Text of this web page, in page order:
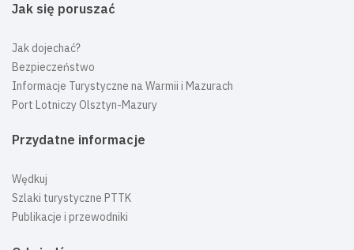
Jak się poruszać
Jak dojechać?
Bezpieczeństwo
Informacje Turystyczne na Warmii i Mazurach
Port Lotniczy Olsztyn-Mazury
Przydatne informacje
Wędkuj
Szlaki turystyczne PTTK
Publikacje i przewodniki